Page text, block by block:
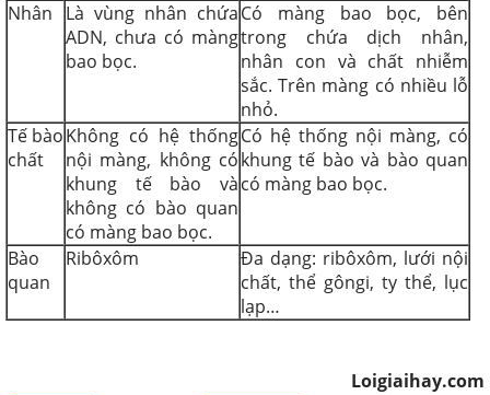
Nhân
Là vùng nhân chứa
ADN, chưa có màng
bao bọc.
Có màng bao bọc, bên
trong chứa dịch nhân,
nhân con và chất nhiễm
sắc. Trên màng có nhiều lỗ
nhỏ.
Tế bào
chất
Không có hệ thống
nội màng, không có
khung tế bào và
không có bào quan
có màng bao bọc.
Có hệ thống nội màng, có
khung tế bào và bào quan
có màng bao bọc.
Bào
quan
Ribôxôm
Đa dạng: ribôxôm, lưới nội
chất, thể gôngi, ty thể, lục
lạp…
Loigiaihay.com